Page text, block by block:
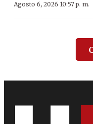
Agosto 6, 2026 10:57 p. m.